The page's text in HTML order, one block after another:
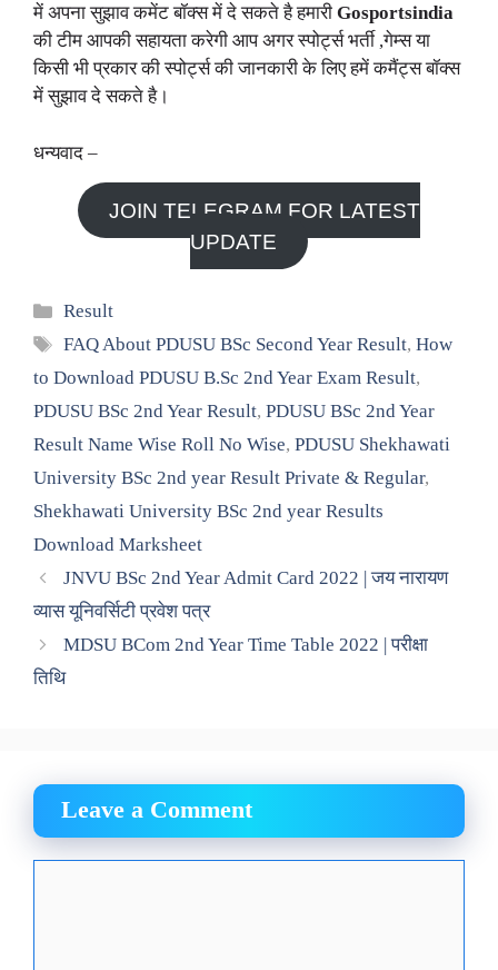
में अपना सुझाव कमेंट बॉक्स में दे सकते है हमारी Gosportsindia
की टीम आपकी सहायता करेगी आप अगर स्पोर्ट्स भर्ती ,गेम्स या
किसी भी प्रकार की स्पोर्ट्स की जानकारी के लिए हमें कमैंट्स बॉक्स
में सुझाव दे सकते है।
धन्यवाद –
JOIN TELEGRAM FOR LATEST
UPDATE
Categories
Result
Tags
FAQ About PDUSU BSc Second Year Result,How
to Download PDUSU B.Sc 2nd Year Exam Result,
PDUSU BSc 2nd Year Result, PDUSU BSc 2nd Year
Result Name Wise Roll No Wise, PDUSU Shekhawati
University BSc 2nd year Result Private & Regular,
Shekhawati University BSc 2nd year Results
Download Marksheet
JNVU BSc 2nd Year Admit Card 2022 | जय नारायण
व्यास यूनिवर्सिटी प्रवेश पत्र
MDSU BCom 2nd Year Time Table 2022 | परीक्षा
तिथि
Leave a Comment